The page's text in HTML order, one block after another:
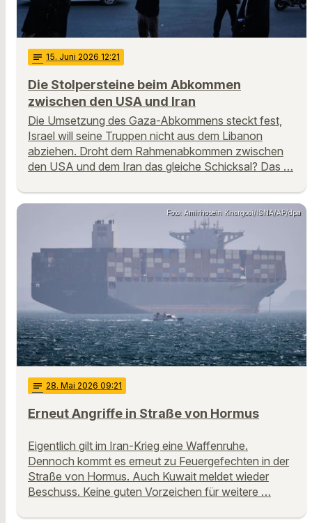
notes 15. Juni 2026 12:21
Die Stolpersteine beim Abkommen
zwischen den USA und Iran
Die Umsetzung des Gaza-Abkommens steckt fest,
Israel will seine Truppen nicht aus dem Libanon
abziehen. Droht dem Rahmenabkommen zwischen
den USA und dem Iran das gleiche Schicksal? Das …
Foto: Amirhosein Khorgooi/ISNA/AP/dpa
notes 28. Mai 2026 09:21
Erneut Angriffe in Straße von Hormus
Eigentlich gilt im Iran-Krieg eine Waffenruhe.
Dennoch kommt es erneut zu Feuergefechten in der
Straße von Hormus. Auch Kuwait meldet wieder
Beschuss. Keine guten Vorzeichen für weitere …